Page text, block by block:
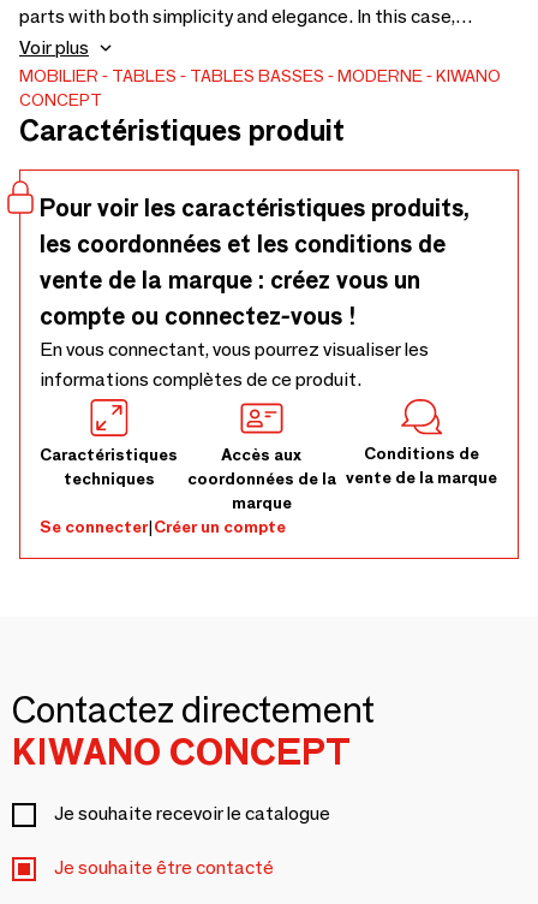
parts with both simplicity and elegance. In this case,
modularity is found in its loose base. The two monumental
stands are adjustable to the width you personally prefer,
offering more than just one look.Whether you choose a
stone or glass top, this table has an idiosyncratic
architecture, BRUT gives any interior space originality and
a little edge.
Voir plus
MOBILIER TABLES TABLES BASSES MODERNE
KIWANO
CONCEPT
Caractéristiques produit
Pour voir les caractéristiques produits,
les coordonnées et les conditions de
vente de la marque : créez vous un
compte ou connectez-vous !
En vous connectant, vous pourrez visualiser les
informations complètes de ce produit.
Caractéristiques
techniques
Accès aux
coordonnées de la
marque
Conditions de
vente de la marque
Se connecter|Créer un compte
Contactez directement
KIWANO CONCEPT
Je souhaite recevoir le catalogue
Je souhaite être contacté